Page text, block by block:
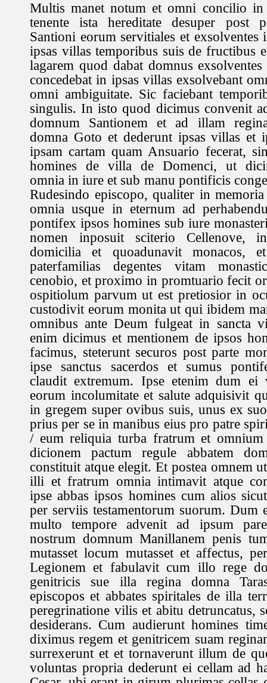
Multis manet notum et omni concilio in
tenente ista hereditate desuper post
Santioni eorum servitiales et
ipsas villas temporibus suis de fructibus
lagarem quod dabat domnus
concedebat in ipsas villas exsolvebant
omni ambiguitate. Sic faciebant
singulis. In isto quod dicimus convenit
domnum Santionem et ad illam
domna Goto et dederunt ipsas villas et
ipsam cartam quam Ansuario fecerat,
homines de villa de Domenci, ut
omnia in iure et sub manu pontificis
Rudesindo episcopo, qualiter in
omnia usque in eternum ad
pontifex ipsos homines sub iure
nomen inposuit sciterio Cellenove,
domicilia et quoadunavit monacos,
paterfamilias degentes vitam
cenobio, et proximo in promtuario fecit
ospitiolum parvum ut est pretiosior in
custodivit eorum monita ut qui ibidem
omnibus ante Deum fulgeat in sancta
enim dicimus et mentionem de ipsos
facimus, steterunt securos post parte
ipse sanctus sacerdos et sumus
claudit extremum. Ipse etenim dum
eorum incolumitate et salute adquisivit
in gregem super ovibus suis, unus ex
prius per se in manibus eius pro patre
/ eum reliquia turba fratrum et omnium
dicionem pactum regule abbatem
constituit atque elegit. Et postea omnem
illi et fratrum omnia intimavit atque
ipse abbas ipsos homines cum alios
per serviis testamentorum suorum. Dum
multo tempore advenit ad ipsum
nostrum domnum Manillanem penis
mutasset locum mutasset et affectus,
Legionem et fabulavit cum illo rege
genitricis sue illa regina domna
episcopos et abbates spiritales de illa
peregrinatione vilis et abitu detruncatus,
desiderans. Cum audierunt homines
diximus regem et genitricem suam
surrexerunt et et tornaverunt illum de
voluntas propria dederunt ei cellam ad